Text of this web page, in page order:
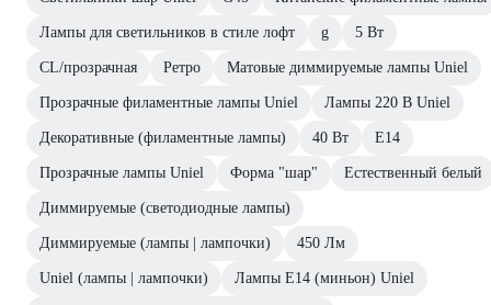
Лампы для светильников в стиле лофт g 5 Вт
CL/прозрачная Ретро Матовые диммируемые лампы Uniel
Прозрачные филаментные лампы Uniel Лампы 220 В Uniel
Декоративные (филаментные лампы) 40 Вт E14
Прозрачные лампы Uniel Форма "шар" Естественный белый
Диммируемые (светодиодные лампы)
Диммируемые (лампы | лампочки) 450 Лм
Uniel (лампы | лампочки) Лампы Е14 (миньон) Uniel